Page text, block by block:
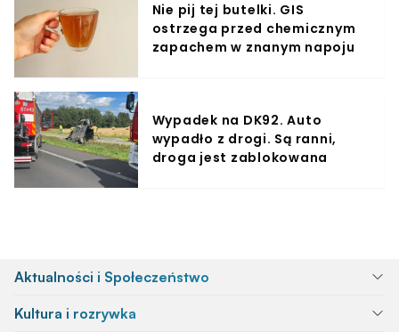
Nie pij tej butelki. GIS
ostrzega przed chemicznym
zapachem w znanym napoju
Wypadek na DK92. Auto
wypadło z drogi. Są ranni,
droga jest zablokowana
Aktualności i Społeczeństwo
Kultura i rozrywka